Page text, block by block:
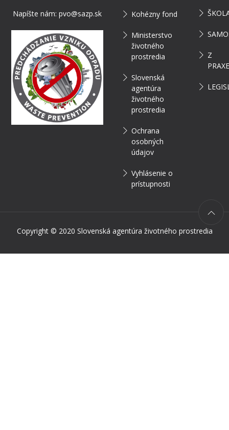
Napíšte nám: pvo@sazp.sk Kohézny fond
Ministerstvo
životného
prostredia
Slovenská
agentúra
životného
prostredia
Ochrana
osobných
údajov
Vyhlásenie o
prístupnosti
Z
Copyright © 2020 Slovenská agentúra životného prostredia